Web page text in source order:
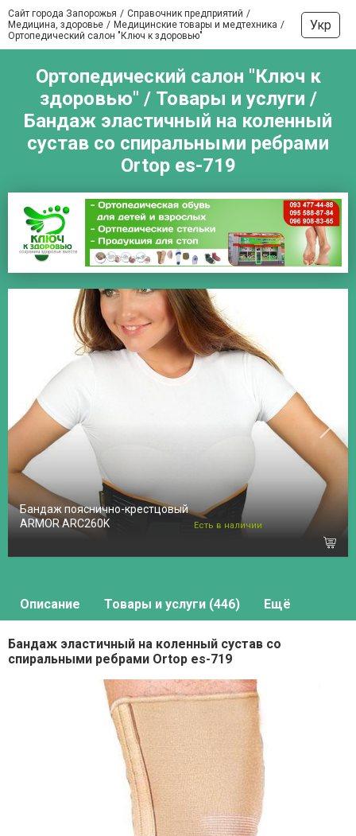
Сайт города Запорожья
Справочник предприятий
Медицина, здоровье
Медицинские товары и медтехника
Ортопедический салон "Ключ к здоровью"
Укр
Ортопедический салон "Ключ к
здоровью" / Товары и услуги /
Бандаж эластичный на коленный
сустав со спиральными ребрами
Ortop es-719
Бандаж пояснично-крестцовый
ARMOR ARC260K
Есть в наличии
Описание Товары и услуги (446) Ещё
Бандаж эластичный на коленный сустав со
спиральными ребрами Ortop es-719